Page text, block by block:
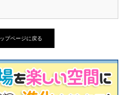
ップページに戻る